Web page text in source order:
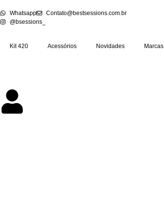
Whatsapp
Contato@bestsessions.com.br
@bsessions_
Kit 420 Acessórios Novidades Marcas